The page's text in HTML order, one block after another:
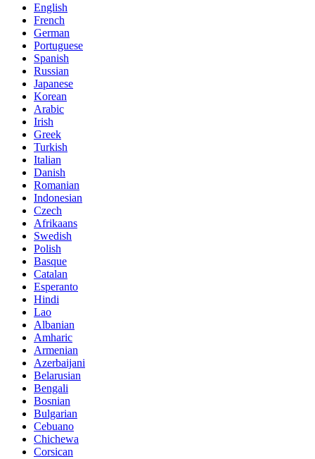
English
French
German
Portuguese
Spanish
Russian
Japanese
Korean
Arabic
Irish
Greek
Turkish
Italian
Danish
Romanian
Indonesian
Czech
Afrikaans
Swedish
Polish
Basque
Catalan
Esperanto
Hindi
Lao
Albanian
Amharic
Armenian
Azerbaijani
Belarusian
Bengali
Bosnian
Bulgarian
Cebuano
Chichewa
Corsican